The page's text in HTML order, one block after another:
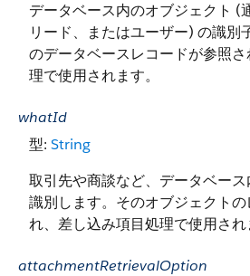
データベース内のオブジェクト (
リード、またはユーザー) の識別
のデータベースレコードが参照
理で使用されます。
whatId
型: String
取引先や商談など、データベー
識別します。そのオブジェクト
れ、差し込み項目処理で使用され
attachmentRetrievalOption